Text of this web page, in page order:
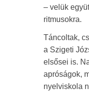
– velük
ritmusokra.
Táncoltak,
a Szigeti
elsősei is.
apróságok,
nyelviskola